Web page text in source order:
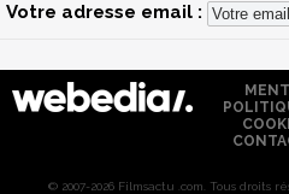
Votre adresse email :
© 2007-2026 Filmsactu .com. Tous droits